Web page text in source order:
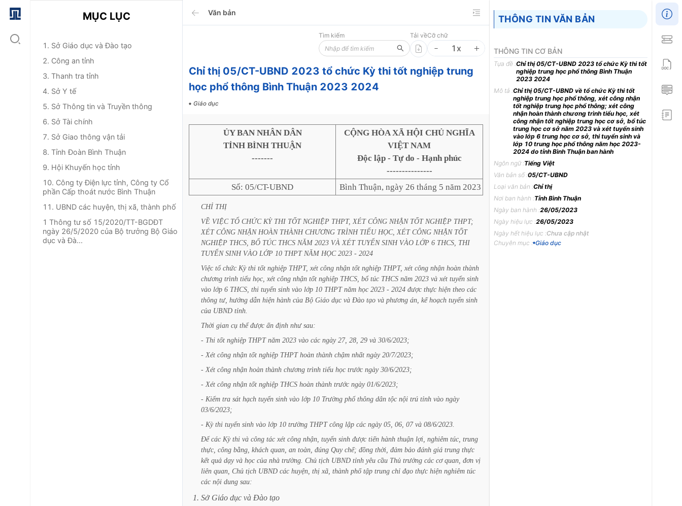
MỤC LỤC
1. Sở Giáo dục và Đào tạo
2. Công an tỉnh
3. Thanh tra tỉnh
4. Sở Y tế
5. Sở Thông tin và Truyền thông
6. Sở Tài chính
7. Sở Giao thông vận tải
8. Tỉnh Đoàn Bình Thuận
9. Hội Khuyến học tỉnh
10. Công ty Điện lực tỉnh, Công ty Cổ
phần Cấp thoát nước Bình Thuận
11. UBND các huyện, thị xã, thành phố
1 Thông tư số 15/2020/TT-BGDĐT
ngày 26/5/2020 của Bộ trưởng Bộ Giáo
dục và Đà...
Văn bản
Tìm kiếm Tải vềCỡ chữ
1 x
Chỉ thị 05/CT-UBND 2023 tổ chức Kỳ thi tốt nghiệp trung
học phổ thông Bình Thuận 2023 2024
Giáo dục
ỦY BAN NHÂN DÂN
TỈNH BÌNH THUẬN
-------
CỘNG HÒA XÃ HỘI CHỦ NGHĨA
VIỆT NAM
Độc lập - Tự do - Hạnh phúc
---------------
Số: 05/CT-UBND
Bình Thuận, ngày 26 tháng 5 năm 2023
CHỈ THỊ
VỀ VIỆC TỔ CHỨC KỲ THI TỐT NGHIỆP THPT, XÉT CÔNG NHẬN TỐT NGHIỆP THPT;
XÉT CÔNG NHẬN HOÀN THÀNH CHƯƠNG TRÌNH TIỂU HỌC, XÉT CÔNG NHẬN TỐT
NGHIỆP THCS, BỔ TÚC THCS NĂM 2023 VÀ XÉT TUYỂN SINH VÀO LỚP 6 THCS, THI
TUYỂN SINH VÀO LỚP 10 THPT NĂM HỌC 2023 - 2024
Việc tổ chức Kỳ thi tốt nghiệp THPT, xét công nhận tốt nghiệp THPT, xét công nhận hoàn thành
chương trình tiểu học, xét công nhận tốt nghiệp THCS, bổ túc THCS năm 2023 và xét tuyển sinh
vào lớp 6 THCS, thi tuyển sinh vào lớp 10 THPT năm học 2023 - 2024 được thực hiện theo các
thông tư, hướng dẫn hiện hành của Bộ Giáo dục và Đào tạo và phương án, kế hoạch tuyển sinh
của UBND tỉnh.
Thời gian cụ thể được ấn định như sau:
- Thi tốt nghiệp THPT năm 2023 vào các ngày 27, 28, 29 và 30/6/2023;
- Xét công nhận tốt nghiệp THPT hoàn thành chậm nhất ngày 20/7/2023;
- Xét công nhận hoàn thành chương trình tiểu học trước ngày 30/6/2023;
- Xét công nhận tốt nghiệp THCS hoàn thành trước ngày 01/6/2023;
- Kiểm tra sát hạch tuyển sinh vào lớp 10 Trường phổ thông dân tộc nội trú tỉnh vào ngày
03/6/2023;
- Kỳ thi tuyển sinh vào lớp 10 trường THPT công lập các ngày 05, 06, 07 và 08/6/2023.
Để các Kỳ thi và công tác xét công nhận, tuyển sinh được tiến hành thuận lợi, nghiêm túc, trung
thực, công bằng, khách quan, an toàn, đúng Quy chế; đồng thời, đảm bảo đánh giá trung thực
kết quả dạy và học của nhà trường. Chủ tịch UBND tỉnh yêu cầu Thủ trưởng các cơ quan, đơn vị
liên quan, Chủ tịch UBND các huyện, thị xã, thành phố tập trung chỉ đạo thực hiện nghiêm túc
các nội dung sau:
1. Sở Giáo dục và Đào tạo
THÔNG TIN VĂN BẢN
THÔNG TIN CƠ BẢN
Tựa đề :Chỉ thị 05/CT-UBND 2023 tổ chức Kỳ thi tốt
nghiệp trung học phổ thông Bình Thuận
2023 2024
Mô tả :Chỉ thị 05/CT-UBND về tổ chức Kỳ thi tốt
nghiệp trung học phổ thông, xét công nhận
tốt nghiệp trung học phổ thông; xét công
nhận hoàn thành chương trình tiểu học, xét
công nhận tốt nghiệp trung học cơ sở, bổ túc
trung học cơ sở năm 2023 và xét tuyển sinh
vào lớp 6 trung học cơ sở, thi tuyển sinh và
lớp 10 trung học phổ thông năm học 2023-
2024 do tỉnh Bình Thuận ban hành
Ngôn ngữ :Tiếng Việt
Văn bản số :05/CT-UBND
Loại văn bản :Chỉ thị
Nơi ban hành :Tỉnh Bình Thuận
Ngày ban hành :26/05/2023
Ngày hiệu lực :26/05/2023
Ngày hết hiệu lực :Chưa cập nhật
Chuyên mục : Giáo dục